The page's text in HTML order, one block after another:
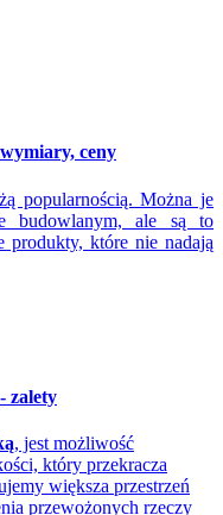
ceny
popularnością. Można je
budowlanym, ale są to
produkty, które nie nadają
zalety
, jest możliwość
który przekracza
większa przestrzeń
przewożonych rzeczy